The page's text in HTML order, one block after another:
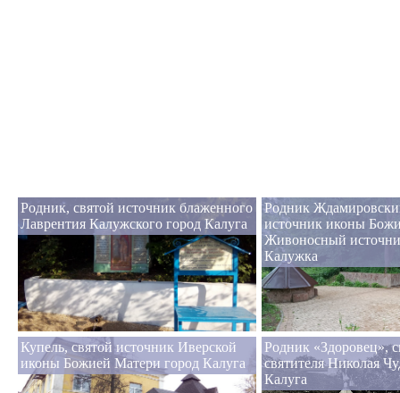
Родник, святой источник блаженного
Лаврентия Калужского город Калуга
Родник
источник иконы
Живоносный
Калужка
Купель, святой источник Иверской
иконы Божией Матери город Калуга
Родник «Здоровец»,
святителя Николая
Калуга